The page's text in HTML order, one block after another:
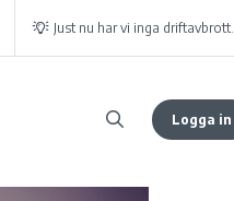
Just nu har vi inga driftavbrott.
Logga in